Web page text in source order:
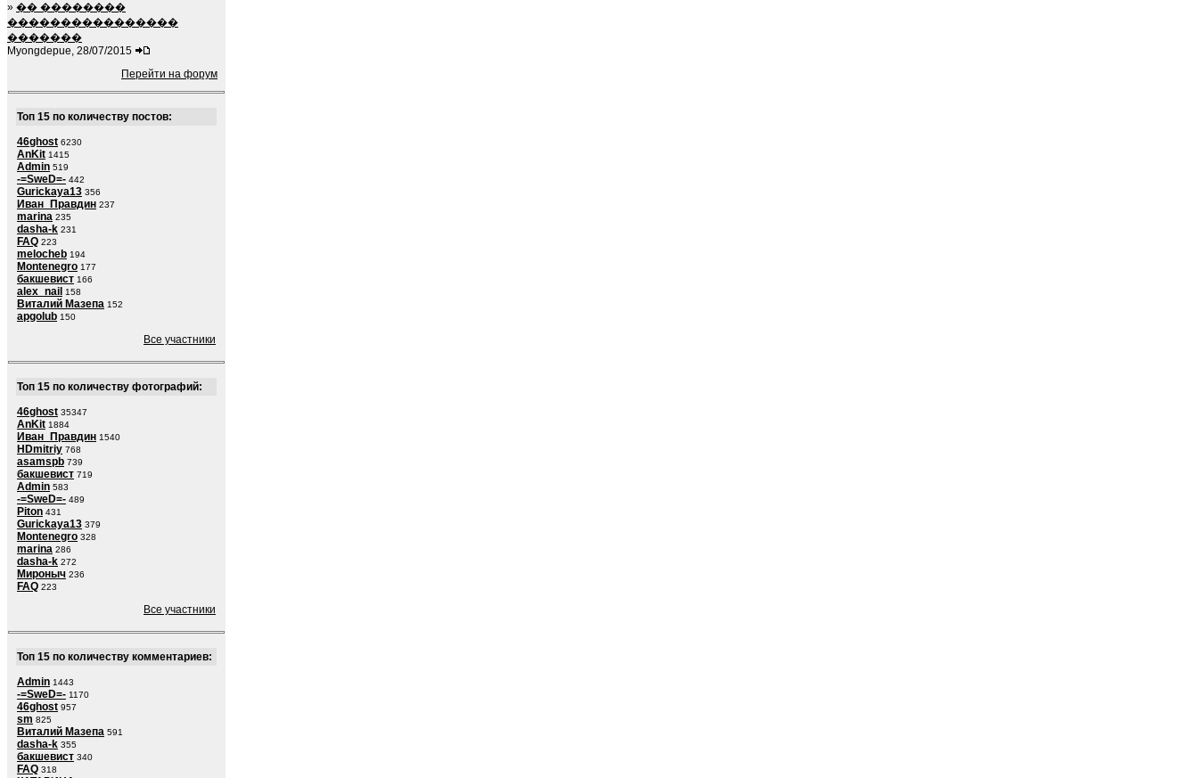
» �� ��������
����������������
�������
Myongdepue, 28/07/2015
Перейти на форум
Топ 15 по количеству постов:
46ghost 6230
AnKit 1415
Admin 519
-=SweD=- 442
Gurickaya13 356
Иван_Правдин 237
marina 235
dasha-k 231
FAQ 223
melocheb 194
Montenegro 177
бакшевист 166
alex_nail 158
Виталий Мазепа 152
apgolub 150
Все участники
Топ 15 по количеству фотографий:
46ghost 35347
AnKit 1884
Иван_Правдин 1540
HDmitriy 768
asamspb 739
бакшевист 719
Admin 583
-=SweD=- 489
Piton 431
Gurickaya13 379
Montenegro 328
marina 286
dasha-k 272
Мироныч 236
FAQ 223
Все участники
Топ 15 по количеству комментариев:
Admin 1443
-=SweD=- 1170
46ghost 957
sm 825
Виталий Мазепа 591
dasha-k 355
бакшевист 340
FAQ 318